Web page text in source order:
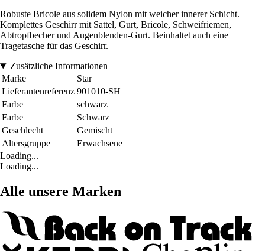
Robuste Bricole aus solidem Nylon mit weicher innerer Schicht.
Komplettes Geschirr mit Sattel, Gurt, Bricole, Schweifriemen,
Abtropfbecher und Augenblenden-Gurt. Beinhaltet auch eine
Tragetasche für das Geschirr.
Zusätzliche Informationen
Marke
Star
Lieferantenreferenz 901010-SH
Farbe
schwarz
Farbe
Schwarz
Geschlecht
Gemischt
Altersgruppe
Erwachsene
Loading...
Loading...
Alle unsere Marken